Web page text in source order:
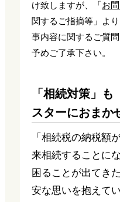
け致しますが、「お
関するご指摘等」よ
事内容に関するご質
予めご了承下さい。
「相続対策」
スターにおまか
「相続税の納税額
来相続することに
困ることが出てき
安な思いを抱えて